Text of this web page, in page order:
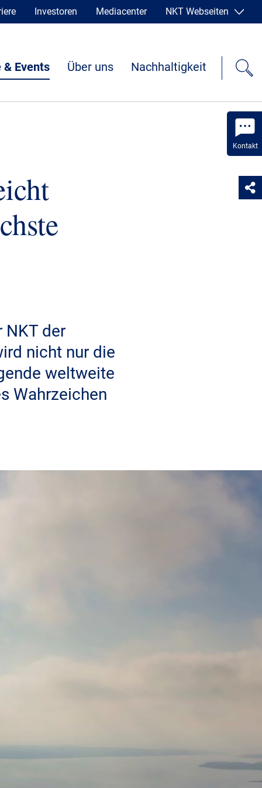
Kontakt
Investoren Mediacenter NKT Webseiten
& Events Über uns Nachhaltigkeit
NKT der
nicht nur die
weltweite
Wahrzeichen